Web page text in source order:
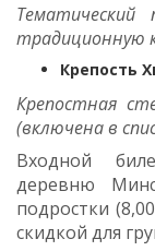
традиционную
Крепость
Крепостная
(включена в
Входной
деревню
подростки
скидкой для